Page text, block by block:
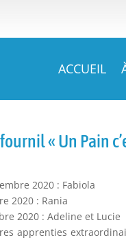
ACCUEIL
« Un Pain
2020 : Fabiola
2020 : Rania
2020 : Adeline et Lucie
apprenties